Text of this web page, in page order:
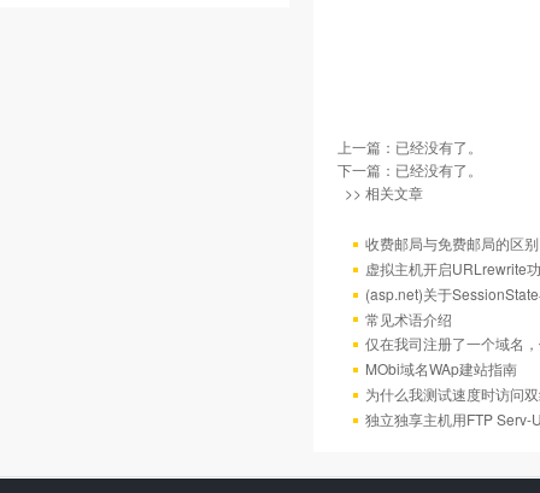
上一篇：已经没有了。
下一篇：已经没有了。
>> 相关文章
收费邮局与免费邮局的区别
虚拟主机开启URLrewrite
(asp.net)关于
常见术语介绍
仅在我司注册了一个域名
MObi域名WAp建站指南
为什么我测试速度时访问
独立独享主机用FTP Serv-